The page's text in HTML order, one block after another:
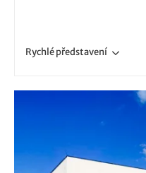
Rychlépředstavení